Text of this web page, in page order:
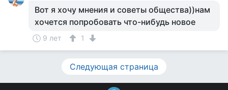
Вот я хочу мнения и советы общества))нам
хочется попробовать что-нибудь новое
9 лет 1
Следующая страница